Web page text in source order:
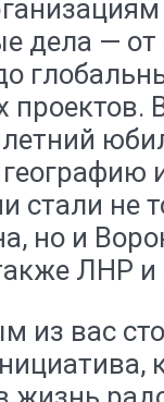
дела — от
стали не
но и
ЛНР
из вас